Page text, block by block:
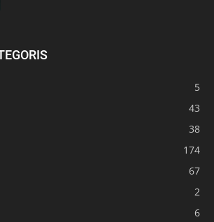
5
43
38
174
67
2
6